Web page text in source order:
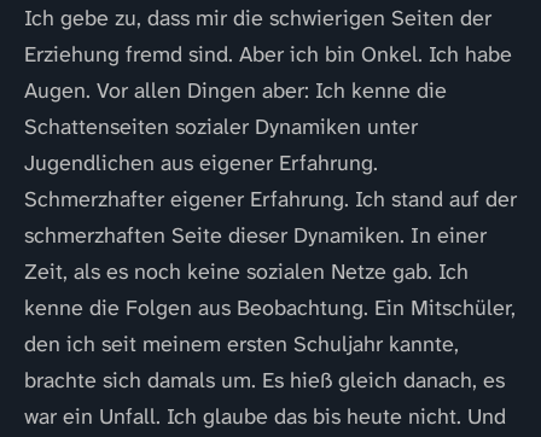
Ich gebe zu, dass mir die schwierigen Seiten der
Erziehung fremd sind. Aber ich bin Onkel. Ich habe
Augen. Vor allen Dingen aber: Ich kenne die
Schattenseiten sozialer Dynamiken unter
Jugendlichen aus eigener Erfahrung.
Schmerzhafter eigener Erfahrung. Ich stand auf der
schmerzhaften Seite dieser Dynamiken. In einer
Zeit, als es noch keine sozialen Netze gab. Ich
kenne die Folgen aus Beobachtung. Ein Mitschüler,
den ich seit meinem ersten Schuljahr kannte,
brachte sich damals um. Es hieß gleich danach, es
war ein Unfall. Ich glaube das bis heute nicht. Und